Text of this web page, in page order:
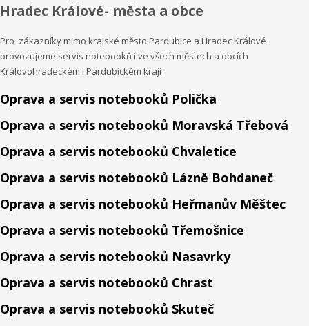
Hradec Králové- města a obce
Pro zákazníky mimo krajské město Pardubice a Hradec Králové
provozujeme servis notebooků i ve všech městech a obcích
Královohradeckém i Pardubickém kraji
Oprava a servis notebooků Polička
Oprava a servis notebooků Moravská Třebová
Oprava a servis notebooků Chvaletice
Oprava a servis notebooků Lázně Bohdaneč
Oprava a servis notebooků Heřmanův Měštec
Oprava a servis notebooků Třemošnice
Oprava a servis notebooků Nasavrky
Oprava a servis notebooků Chrast
Oprava a servis notebooků Skuteč